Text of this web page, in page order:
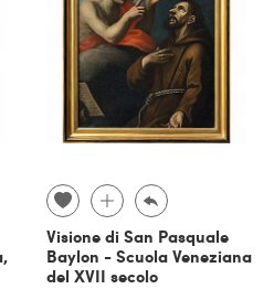
Visione di San Pasquale
Baylon - Scuola Veneziana
del XVII secolo